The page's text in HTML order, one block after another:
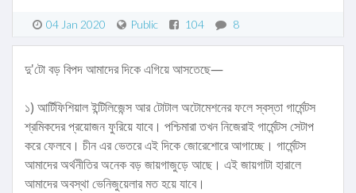
04 Jan 2020 Public 104 8
দু'টো বড় বিপদ আমাদের দিকে এগিয়ে আসতেছে⁠—
১) আর্টিফিশিয়াল ইন্টিলিজেন্স আর টোটাল অটোমেশনের ফলে স্বস্তা গার্মেন্টস
শ্রমিকদের প্রয়োজন ফুরিয়ে যাবে। পশ্চিমারা তখন নিজেরাই গার্মেন্টস সেটাপ
করে ফেলবে। চীন এর ভেতরে এই দিকে জোরেশোরে আগাচ্ছে। গার্মেন্টস
আমাদের অর্থনীতির অনেক বড় জায়গাজুড়ে আছে। এই জায়গাটা হারালে
আমাদের অবস্থা ভেনিজুয়েলার মত হয়ে যাবে।